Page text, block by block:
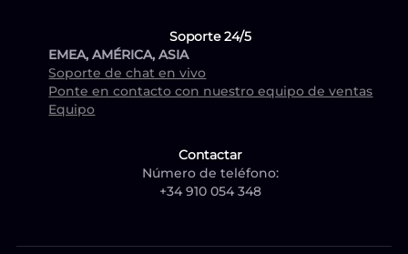
Soporte 24/5
EMEA, AMÉRICA, ASIA
Soporte de chat en vivo
Ponte en contacto con nuestro equipo de ventas
Equipo
Contactar
Número de teléfono:
+34 910 054 348